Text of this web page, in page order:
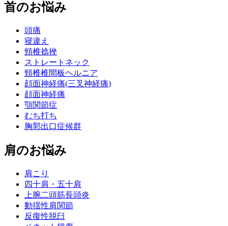
首のお悩み
頭痛
寝違え
頸椎捻挫
ストレートネック
頸椎椎間板ヘルニア
顔面神経痛(三叉神経痛)
顔面神経痛
顎関節症
むち打ち
胸郭出口症候群
肩のお悩み
肩こり
四十肩・五十肩
上腕二頭筋長頭炎
動揺性肩関節
反復性脱臼